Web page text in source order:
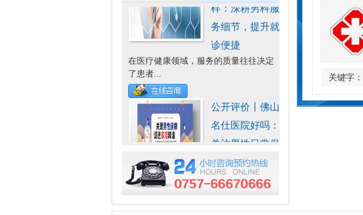
公开评价丨佛山
名仕医院好吗：
关注男性日常保
随着生活节奏的加快和工作压力的增
大，男性...
名仕医院收费：
无乱加价、重复
计费的情况，消
关键字：